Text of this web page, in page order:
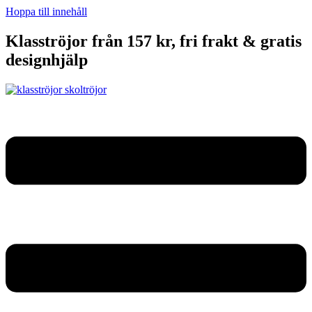
Hoppa till innehåll
Klasströjor från 157 kr, fri frakt & gratis
designhjälp